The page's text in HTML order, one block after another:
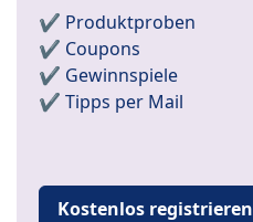
✔️ Produktproben
✔️ Coupons
✔️ Gewinnspiele
✔️ Tipps per Mail
Kostenlos registrieren